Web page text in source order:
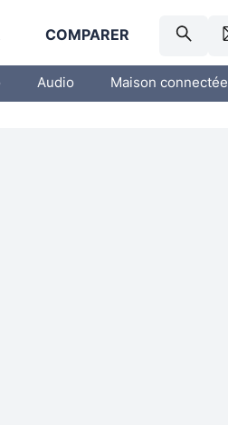
COMPARER
Audio Maison connectée